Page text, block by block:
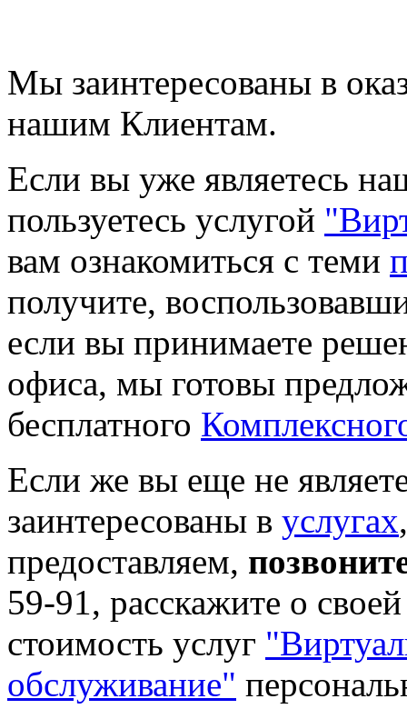
Мы заинтересованы в
нашим Клиентам.
Если вы уже являетесь
пользуетесь услугой
вам ознакомиться с теми
получите,
если вы принимаете
офиса, мы готовы
бесплатного
Если же вы еще не
заинтересованы в услугах
предоставляем,
59-91, расскажите о
стоимость услуг
обслуживание"